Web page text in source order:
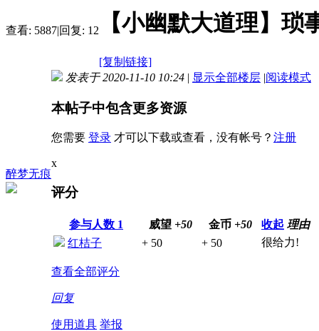
查看: 5887|回复: 12 【小幽默大道理】琐
[复制链接]
醉梦无痕
发表于 2020-11-10 10:24 | 显示全部楼层 |阅读模式
本帖子中包含更多资源
您需要 登录 才可以下载或查看，没有帐号？ 注册
x
评分
参与人数 1 威望 +50 金币 +50 收起 理由
红桔子
+ 50 + 50 很给力!
查看全部评分
回复
使用道具 举报